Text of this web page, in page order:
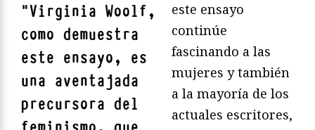
"Virginia Woolf,
como demuestra
este ensayo, es
una aventajada
precursora del
este ensayo
continúe
fascinando a las
mujeres y también
a la mayoría de los
actuales escritores,